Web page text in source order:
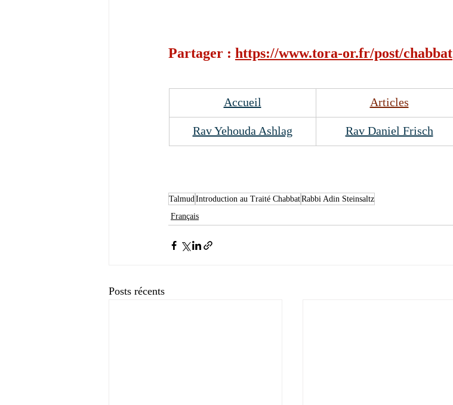
Partager : https://www.tora-or.fr/post/chabbat
Accueil Articles
Rav Yehouda Ashlag Rav Daniel Frisch
TalmudIntroduction au Traité ChabbatRabbi Adin Steinsaltz
Français
Posts récents